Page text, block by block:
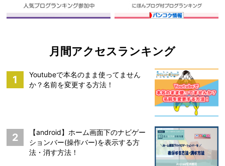
月間アクセスランキング
1
Youtubeで本名のまま使ってません
か？名前を変更する方法！
2
【android】ホーム画面下のナビゲー
ションバー(操作バー)を表示する方
法・消す方法！